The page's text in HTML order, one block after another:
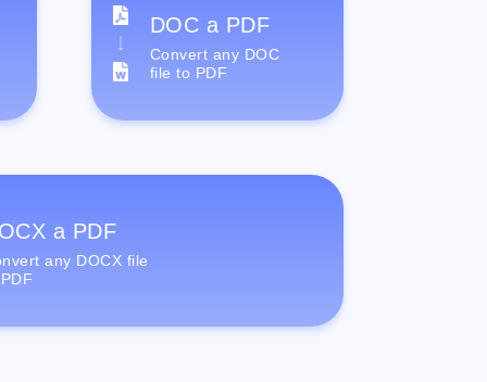
DOC a PDF
Convert any DOC
file to PDF
a PDF
any DOCX file